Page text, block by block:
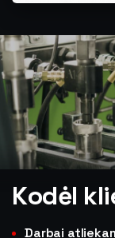
Kodėl
Darbai